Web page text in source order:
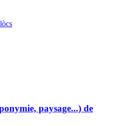
paysage...) de